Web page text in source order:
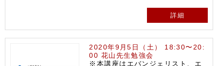
詳細
2020年9月5日（土） 18:30〜20:
00 花山先生勉強会
※本講座はエバンジェリスト、エ